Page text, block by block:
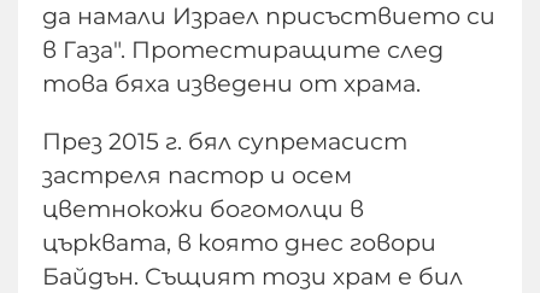
да намали Израел присъствието си
в Газа". Протестиращите след
това бяха изведени от храма.
През 2015 г. бял супремасист
застреля пастор и осем
цветнокожи богомолци в
църквата, в която днес говори
Байдън. Същият този храм е бил